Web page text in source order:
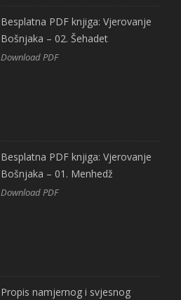
Besplatna PDF knjiga: Vjerovanje
Bošnjaka – 02. Šehadet
Download PDF
Besplatna PDF knjiga: Vjerovanje
Bošnjaka – 01. Menhedž
Download PDF
Propis namjernog i svjesnog